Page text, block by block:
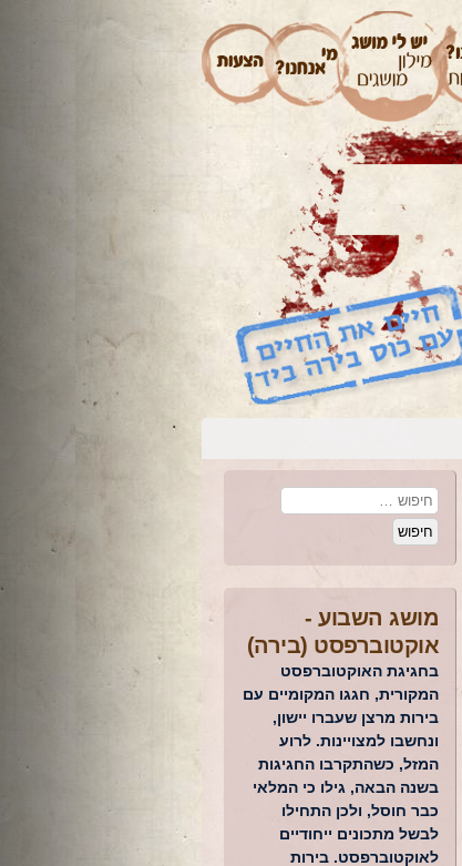
מושג השבוע -
אוקטוברפסט (בירה)
בחגיגת האוקטוברפסט
המקורית, חגגו המקומיים עם
בירות מרצן שעברו יישון,
ונחשבו למצויינות. לרוע
המזל, כשהתקרבו החגיגות
בשנה הבאה, גילו כי המלאי
כבר חוסל, ולכן התחילו
לבשל מתכונים ייחודיים
לאוקטוברפסט. בירות